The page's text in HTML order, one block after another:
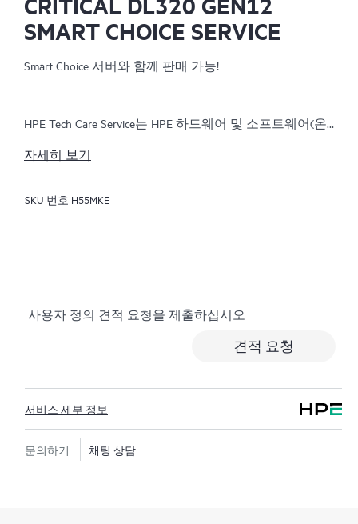
SMART CHOICE SERVICE
Smart Choice 서버와 함께 판매 가능!
HPE Tech Care Service는 HPE 하드웨어 및 소프트웨어(온
합니다. IT 팀이 문제 발생 후 대응하는 것뿐 아니라 사전
다. 이 서비스는 제품별 전문가에게 직접 연락할 수 있는
을 수 있습니다. 또한 이 서비스에는 향상된 HPE 서비스
산 관리, 셀프 서비스 도구 및 큐레이팅된 지식 리소스가
수성과 성능 최적화가 보장됩니다.
자세히 보기
SKU 번호 H55MKE
사용자 정의 견적 요청을 제출하십시오
견적 요청
서비스 세부 정보
문의하기 채팅 상담